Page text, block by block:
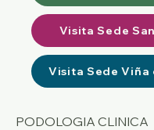
Visita Sede
Visita Sede Viña
PODOLOGIA CLINICA